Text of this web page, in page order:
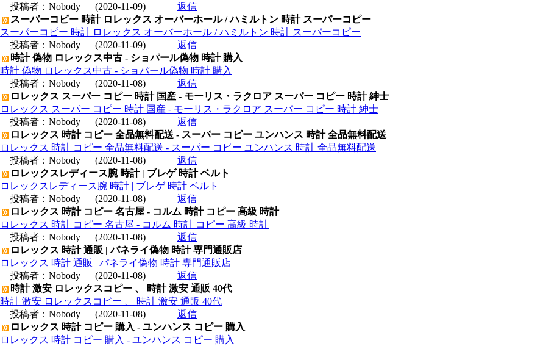
投稿者： Nobody (2020-11-09)
返信
スーパーコピー 時計 ロレックス オーバーホール / ハミルトン 時計 スーパーコピー
スーパーコピー 時計 ロレックス オーバーホール / ハミルトン 時計 スーパーコピー
投稿者： Nobody (2020-11-09)
返信
時計 偽物 ロレックス中古 - ショパール偽物 時計 購入
時計 偽物 ロレックス中古 - ショパール偽物 時計 購入
投稿者： Nobody (2020-11-08)
返信
ロレックス スーパー コピー 時計 国産 - モーリス・ラクロア スーパー コピー 時計 紳士
ロレックス スーパー コピー 時計 国産 - モーリス・ラクロア スーパー コピー 時計 紳士
投稿者： Nobody (2020-11-08)
返信
ロレックス 時計 コピー 全品無料配送 - スーパー コピー ユンハンス 時計 全品無料配送
ロレックス 時計 コピー 全品無料配送 - スーパー コピー ユンハンス 時計 全品無料配送
投稿者： Nobody (2020-11-08)
返信
ロレックスレディース腕 時計 | ブレゲ 時計 ベルト
ロレックスレディース腕 時計 | ブレゲ 時計 ベルト
投稿者： Nobody (2020-11-08)
返信
ロレックス 時計 コピー 名古屋 - コルム 時計 コピー 高級 時計
ロレックス 時計 コピー 名古屋 - コルム 時計 コピー 高級 時計
投稿者： Nobody (2020-11-08)
返信
ロレックス 時計 通販 | パネライ偽物 時計 専門通販店
ロレックス 時計 通販 | パネライ偽物 時計 専門通販店
投稿者： Nobody (2020-11-08)
返信
時計 激安 ロレックスコピー 、 時計 激安 通販 40代
時計 激安 ロレックスコピー 、 時計 激安 通販 40代
投稿者： Nobody (2020-11-08)
返信
ロレックス 時計 コピー 購入 - ユンハンス コピー 購入
ロレックス 時計 コピー 購入 - ユンハンス コピー 購入